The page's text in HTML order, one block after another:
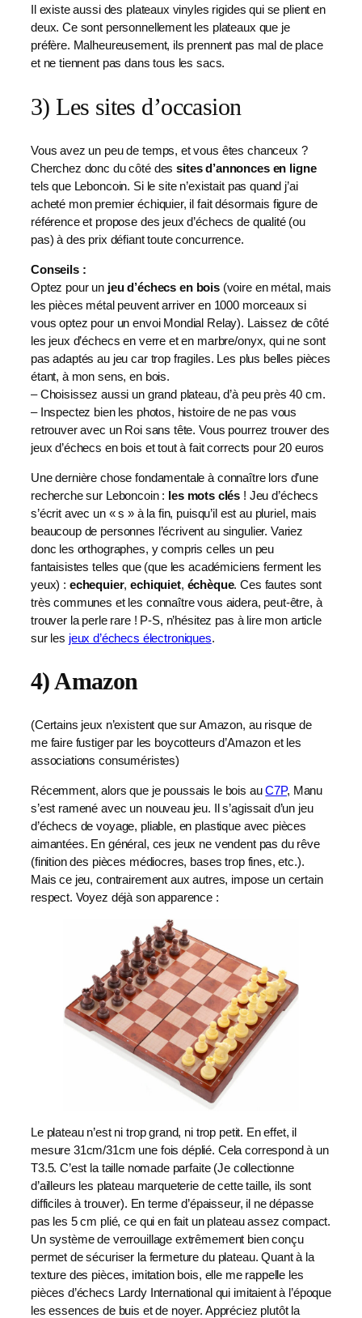
Il existe aussi des plateaux vinyles rigides qui se plient en
deux. Ce sont personnellement les plateaux que je
préfère. Malheureusement, ils prennent pas mal de place
et ne tiennent pas dans tous les sacs.
3) Les sites d’occasion
Vous avez un peu de temps, et vous êtes chanceux ?
Cherchez donc du côté dessites d’annonces en ligne
tels que Leboncoin. Si le site n’existait pas quand j’ai
acheté mon premier échiquier, il fait désormais figure de
référence et propose des jeux d’échecs de qualité (ou
pas) à des prix défiant toute concurrence.
Conseils :
Optez pour un jeu d’échecs en bois(voire en métal, mais
les pièces métal peuvent arriver en 1000 morceaux si
vous optez pour un envoi Mondial Relay). Laissez de côté
les jeux d’échecs en verre et en marbre/onyx, qui ne sont
pas adaptés au jeu car trop fragiles. Les plus belles pièces
étant, à mon sens, en bois.
– Choisissez aussi un grand plateau, d’à peu près 40 cm.
– Inspectez bien les photos, histoire de ne pas vous
retrouver avec un Roi sans tête. Vous pourrez trouver des
jeux d’échecs en bois et tout à fait corrects pour 20 euros
Une dernière chose fondamentale à connaître lors d’une
recherche sur Leboncoin : les mots clés ! Jeu d’échecs
s’écrit avec un « s » à la fin, puisqu’il est au pluriel, mais
beaucoup de personnes l’écrivent au singulier. Variez
donc les orthographes, y compris celles un peu
fantaisistes telles que (que les académiciens ferment les
yeux) : echequier,echiquiet, échèque. Ces fautes sont
très communes et les connaître vous aidera, peut-être, à
trouver la perle rare ! P-S, n’hésitez pas à lire mon article
sur les jeux d’échecs électroniques.
4) Amazon
(Certains jeux n’existent que sur Amazon, au risque de
me faire fustiger par les boycotteurs d’Amazon et les
associations consuméristes)
Récemment, alors que je poussais le bois auC7P, Manu
s’est ramené avec un nouveau jeu. Il s’agissait d’un jeu
d’échecs de voyage, pliable, en plastique avec pièces
aimantées. En général, ces jeux ne vendent pas du rêve
(finition des pièces médiocres, bases trop fines, etc.).
Mais ce jeu, contrairement aux autres, impose un certain
respect. Voyez déjà son apparence :
Le plateau n’est ni trop grand, ni trop petit. En effet, il
mesure 31cm/31cm une fois déplié. Cela correspond à un
T3.5. C’est la taille nomade parfaite (Je collectionne
d’ailleurs les plateau marqueterie de cette taille, ils sont
difficiles à trouver). En terme d’épaisseur, il ne dépasse
pas les 5 cm plié, ce qui en fait un plateau assez compact.
Un système de verrouillage extrêmement bien conçu
permet de sécuriser la fermeture du plateau. Quant à la
texture des pièces, imitation bois, elle me rappelle les
pièces d’échecs Lardy International qui imitaient à l’époque
les essences de buis et de noyer. Appréciez plutôt la